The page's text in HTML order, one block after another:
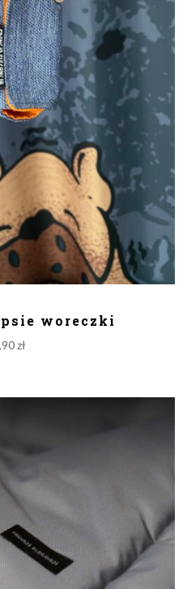
woreczki
zł